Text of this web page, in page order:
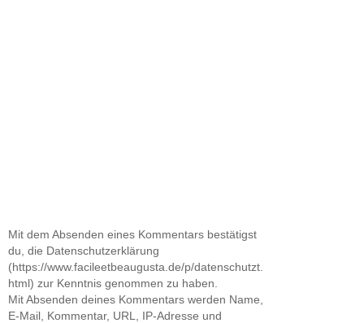
Mit dem Absenden eines Kommentars bestätigst
du, die Datenschutzerklärung
(https://www.facileetbeaugusta.de/p/datenschutzt.
html) zur Kenntnis genommen zu haben.
Mit Absenden deines Kommentars werden Name,
E-Mail, Kommentar, URL, IP-Adresse und